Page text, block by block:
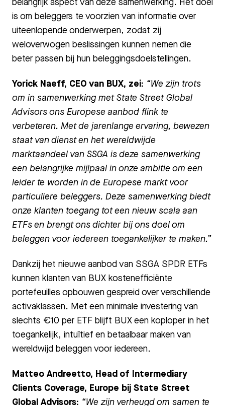
belangrijk aspect van deze samenwerking. Het doel
is om beleggers te voorzien van informatie over
uiteenlopende onderwerpen, zodat zij
weloverwogen beslissingen kunnen nemen die
beter passen bij hun beleggingsdoelstellingen.
Yorick Naeff, CEO van BUX, zei: “We zijn trots
om in samenwerking met State Street Global
Advisors ons Europese aanbod flink te
verbeteren. Met de jarenlange ervaring, bewezen
staat van dienst en het wereldwijde
marktaandeel van SSGA is deze samenwerking
een belangrijke mijlpaal in onze ambitie om een
leider te worden in de Europese markt voor
particuliere beleggers. Deze samenwerking biedt
onze klanten toegang tot een nieuw scala aan
ETFs en brengt ons dichter bij ons doel om
beleggen voor iedereen toegankelijker te maken.”
Dankzij het nieuwe aanbod van SSGA SPDR ETFs
kunnen klanten van BUX kostenefficiënte
portefeuilles opbouwen gespreid over verschillende
activaklassen. Met een minimale investering van
slechts €10 per ETF blijft BUX een koploper in het
toegankelijk, intuïtief en betaalbaar maken van
wereldwijd beleggen voor iedereen.
Matteo Andreetto, Head of Intermediary
Clients Coverage, Europe bij State Street
Global Advisors: “We zijn verheugd om samen te